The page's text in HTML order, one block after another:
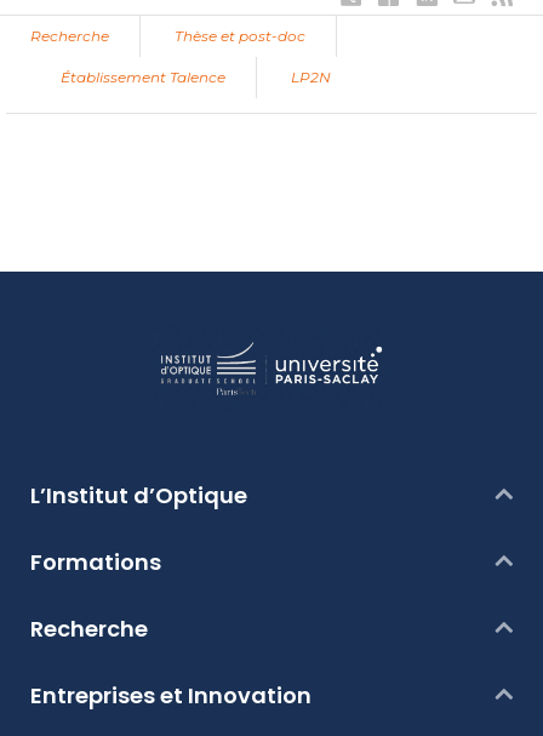
Recherche Thèse et post-doc
Établissement Talence LP2N
L’Institut d’Optique
Formations
Recherche
Entreprises et Innovation